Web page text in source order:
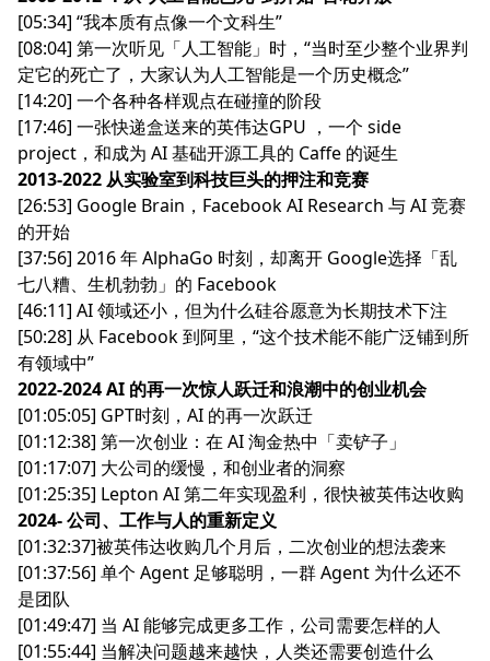
[05:34] “我本质有点像一个文科生”
[08:04] 第一次听见「人工智能」时，“当时至少整个业界判
定它的死亡了，大家认为人工智能是一个历史概念”
[14:20] 一个各种各样观点在碰撞的阶段
[17:46] 一张快递盒送来的英伟达GPU ，一个 side
project，和成为 AI 基础开源工具的 Caffe 的诞生
2013-2022 从实验室到科技巨头的押注和竞赛
[26:53] Google Brain，Facebook AI Research 与 AI 竞赛
的开始
[37:56] 2016 年 AlphaGo 时刻，却离开 Google选择「乱
七八糟、生机勃勃」的 Facebook
[46:11] AI 领域还小，但为什么硅谷愿意为长期技术下注
[50:28] 从 Facebook 到阿里，“这个技术能不能广泛铺到所
有领域中”
2022-2024 AI 的再一次惊人跃迁和浪潮中的创业机会
[01:05:05] GPT时刻，AI 的再一次跃迁
[01:12:38] 第一次创业：在 AI 淘金热中「卖铲子」
[01:17:07] 大公司的缓慢，和创业者的洞察
[01:25:35] Lepton AI 第二年实现盈利，很快被英伟达收购
2024- 公司、工作与人的重新定义
[01:32:37]被英伟达收购几个月后，二次创业的想法袭来
[01:37:56] 单个 Agent 足够聪明，一群 Agent 为什么还不
是团队
[01:49:47] 当 AI 能够完成更多工作，公司需要怎样的人
[01:55:44] 当解决问题越来越快，人类还需要创造什么